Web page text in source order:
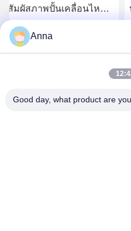
สัมผัสภาพปั้นเคลื่อนไหว
แสงสําหรับพื้นที่สาธารณะ
หา ราคา ที่ ดี ที่สุด
Anna
Good day, what product are